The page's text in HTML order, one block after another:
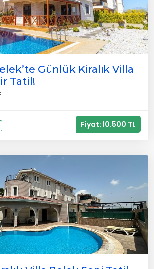
Günlük Kiralık Villa
Tatil!
Fiyat: 10.500 TL